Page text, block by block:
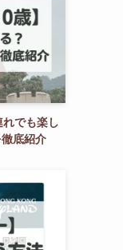
れでも楽し
底紹介